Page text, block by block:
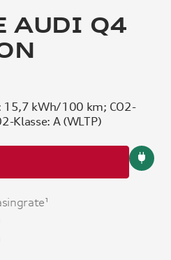
AUDI Q4
kWh/100 km; CO2-
Klasse: A (WLTP)